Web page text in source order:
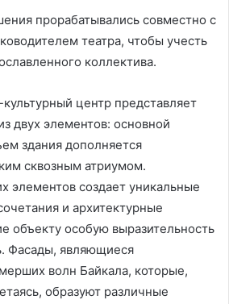
прорабатывались совместно с
театра, чтобы учесть
коллектива.
центр представляет
двух элементов: основной
здания дополняется
сквозным атриумом.
элементов создает уникальные
и архитектурные
объекту особую выразительность
Фасады, являющиеся
волн Байкала, которые,
образуют различные